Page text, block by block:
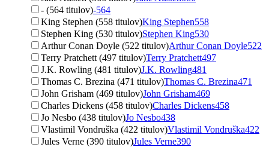
- (564 titulov)-564
King Stephen (558 titulov)King Stephen558
Stephen King (530 titulov)Stephen King530
Arthur Conan Doyle (522 titulov)Arthur Conan Doyle522
Terry Pratchett (497 titulov)Terry Pratchett497
J.K. Rowling (481 titulov)J.K. Rowling481
Thomas C. Brezina (471 titulov)Thomas C. Brezina471
John Grisham (469 titulov)John Grisham469
Charles Dickens (458 titulov)Charles Dickens458
Jo Nesbo (438 titulov)Jo Nesbo438
Vlastimil Vondruška (422 titulov)Vlastimil Vondruška422
Jules Verne (390 titulov)Jules Verne390